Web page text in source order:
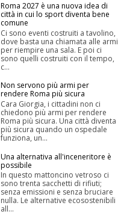
Roma 2027 è una nuova idea di
città in cui lo sport diventa bene
comune
Ci sono eventi costruiti a tavolino,
dove basta una chiamata alle armi
per riempire una sala. E poi ci
sono quelli costruiti con il tempo,
c...
Non servono più armi per
rendere Roma più sicura
Cara Giorgia, i cittadini non ci
chiedono più armi per rendere
Roma più sicura. Una città diventa
più sicura quando un ospedale
funziona, un...
Una alternativa all'inceneritore è
possibile
In questo mattoncino vetroso ci
sono trenta sacchetti di rifiuti;
senza emissioni e senza bruciare
nulla. Le alternative ecosostenibili
all...